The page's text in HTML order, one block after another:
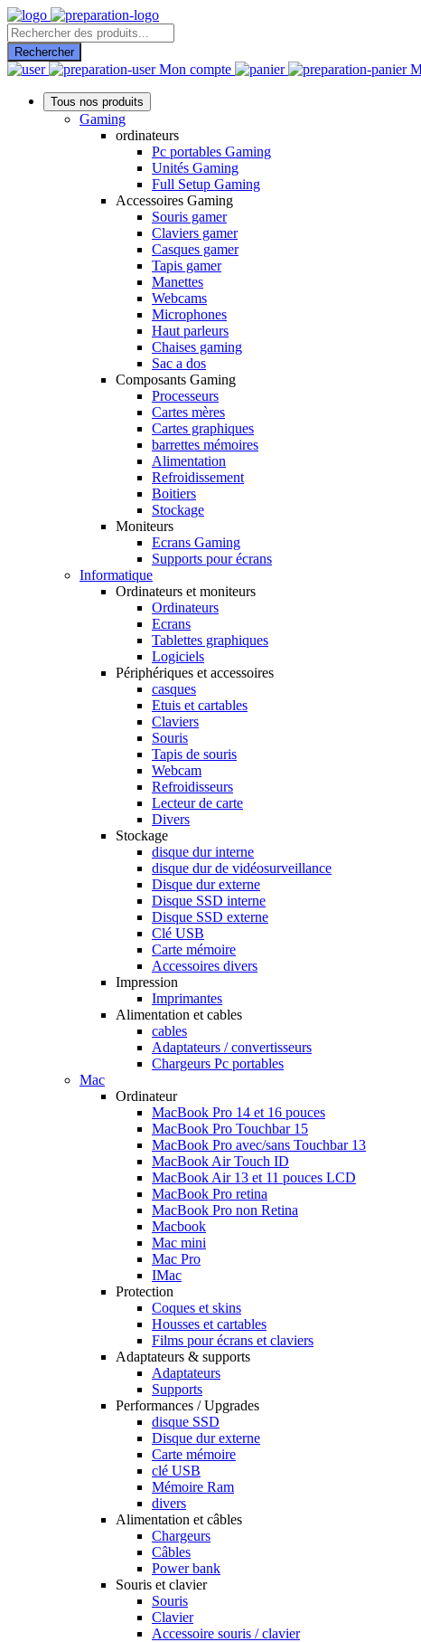
Recherche
de
produits
Rechercher
Mon compte
Tous nos produits
Gaming
ordinateurs
Pc portables Gaming
Unités Gaming
Full Setup Gaming
Accessoires Gaming
Souris gamer
Claviers gamer
Casques gamer
Tapis gamer
Manettes
Webcams
Microphones
Haut parleurs
Chaises gaming
Sac a dos
Composants Gaming
Processeurs
Cartes mères
Cartes graphiques
barrettes mémoires
Alimentation
Refroidissement
Boitiers
Stockage
Moniteurs
Ecrans Gaming
Supports pour écrans
Informatique
Ordinateurs et moniteurs
Ordinateurs
Ecrans
Tablettes graphiques
Logiciels
Périphériques et accessoires
casques
Etuis et cartables
Claviers
Souris
Tapis de souris
Webcam
Refroidisseurs
Lecteur de carte
Divers
Stockage
disque dur interne
disque dur de vidéosurveillance
Disque dur externe
Disque SSD interne
Disque SSD externe
Clé USB
Carte mémoire
Accessoires divers
Impression
Imprimantes
Alimentation et cables
cables
Adaptateurs / convertisseurs
Chargeurs Pc portables
Mac
Ordinateur
MacBook Pro 14 et 16 pouces
MacBook Pro Touchbar 15
MacBook Pro avec/sans Touchbar 13
MacBook Air Touch ID
MacBook Air 13 et 11 pouces LCD
MacBook Pro retina
MacBook Pro non Retina
Macbook
Mac mini
Mac Pro
IMac
Protection
Coques et skins
Housses et cartables
Films pour écrans et claviers
Adaptateurs & supports
Adaptateurs
Supports
Performances / Upgrades
disque SSD
Disque dur externe
Carte mémoire
clé USB
Mémoire Ram
divers
Alimentation et câbles
Chargeurs
Câbles
Power bank
Souris et clavier
Souris
Clavier
Accessoire souris / clavier